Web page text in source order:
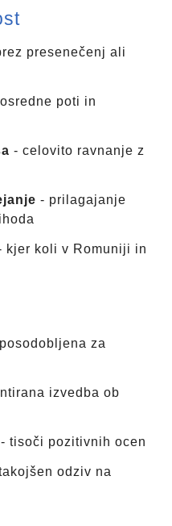
presenečenj ali
poti in
- celovito ravnanje z
- prilagajanje
kjer koli v Romuniji in
za
izvedba ob
- tisoči pozitivnih ocen
odziv na